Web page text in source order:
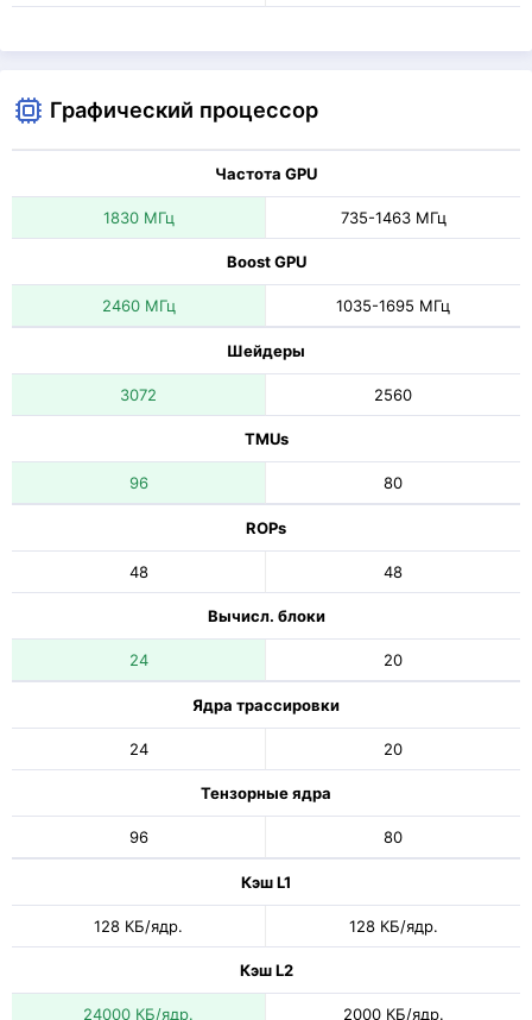
Графический процессор
Частота GPU
1830 МГц 735-1463 МГц
Boost GPU
2460 МГц 1035-1695 МГц
Шейдеры
3072 2560
TMUs
96 80
ROPs
48 48
Вычисл. блоки
24 20
Ядра трассировки
24 20
Тензорные ядра
96 80
Кэш L1
128 КБ/ядр. 128 КБ/ядр.
Кэш L2
24000 КБ/ядр. 2000 КБ/ядр.